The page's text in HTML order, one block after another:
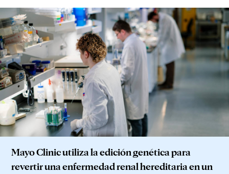
Mayo Clinic utiliza la edición genética para
revertir una enfermedad renal hereditaria en un